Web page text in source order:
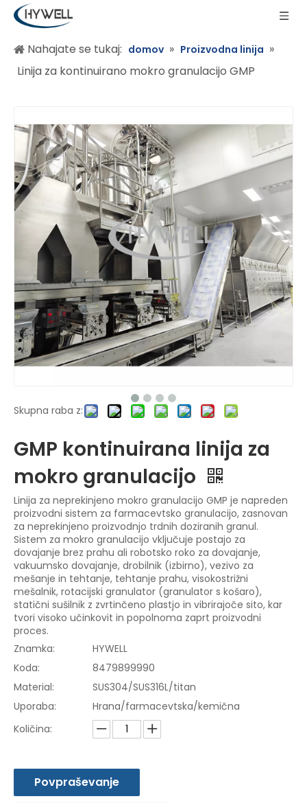
Nahajate se tukaj: domov » Proizvodna linija »
Linija za kontinuirano mokro granulacijo GMP
Skupna raba z:
GMP kontinuirana linija za
mokro granulacijo
Linija za neprekinjeno mokro granulacijo GMP je napreden
proizvodni sistem za farmacevtsko granulacijo, zasnovan
za neprekinjeno proizvodnjo trdnih doziranih granul.
Sistem za mokro granulacijo vključuje postajo za
dovajanje brez prahu ali robotsko roko za dovajanje,
vakuumsko dovajanje, drobilnik (izbirno), vezivo za
mešanje in tehtanje, tehtanje prahu, visokostrižni
mešalnik, rotacijski granulator (granulator s košaro),
statični sušilnik z zvrtinčeno plastjo in vibrirajoče sito, kar
tvori visoko učinkovit in popolnoma zaprt proizvodni
proces.
Znamka:
HYWELL
Koda:
8479899990
Material:
SUS304/SUS316L/titan
Uporaba:
Hrana/farmacevtska/kemična
Količina:
Povpraševanje